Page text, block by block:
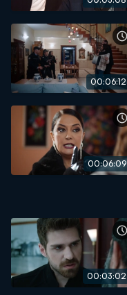
00:06:12
00:06:09
00:03:02